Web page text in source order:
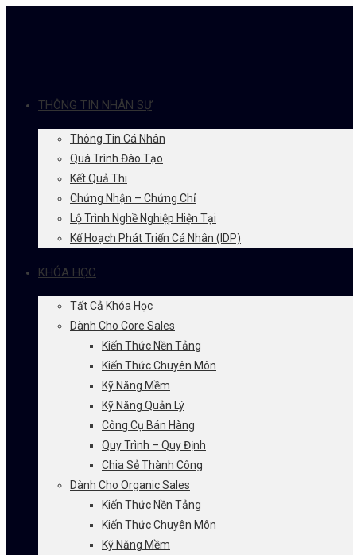
THÔNG TIN NHÂN SỰ
Thông Tin Cá Nhân
Quá Trình Đào Tạo
Kết Quả Thi
Chứng Nhận – Chứng Chỉ
Lộ Trình Nghề Nghiệp Hiện Tại
Kế Hoạch Phát Triển Cá Nhân (IDP)
KHÓA HỌC
Tất Cả Khóa Học
Dành Cho Core Sales
Kiến Thức Nền Tảng
Kiến Thức Chuyên Môn
Kỹ Năng Mềm
Kỹ Năng Quản Lý
Công Cụ Bán Hàng
Quy Trình – Quy Định
Chia Sẻ Thành Công
Dành Cho Organic Sales
Kiến Thức Nền Tảng
Kiến Thức Chuyên Môn
Kỹ Năng Mềm